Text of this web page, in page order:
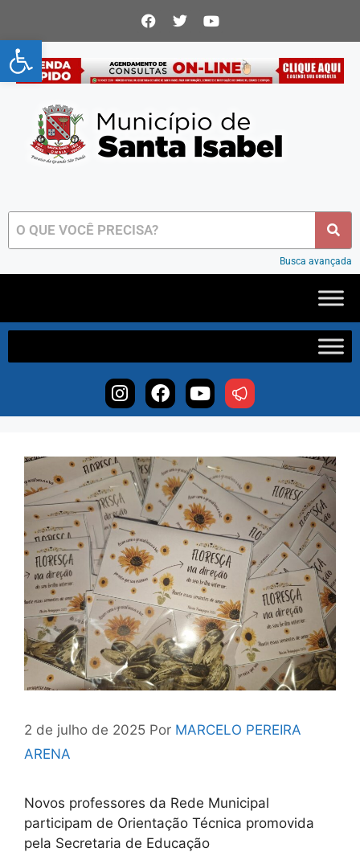
Abrir a barra de ferramentas
Busca avançada
2 de julho de 2025 Por MARCELO PEREIRA
ARENA
Novos professores da Rede Municipal
participam de Orientação Técnica promovida
pela Secretaria de Educação